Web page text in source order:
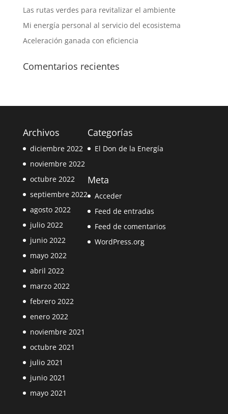
Las rutas verdes para revitalizar el ambiente
Mi energía personal al servicio del ecosistema
Aceleración ganada con eficiencia
Comentarios recientes
Archivos
diciembre 2022
noviembre 2022
octubre 2022
septiembre 2022
agosto 2022
julio 2022
junio 2022
mayo 2022
abril 2022
marzo 2022
febrero 2022
enero 2022
noviembre 2021
octubre 2021
julio 2021
junio 2021
mayo 2021
Categorías
El Don de la Energía
Meta
Acceder
Feed de entradas
Feed de comentarios
WordPress.org